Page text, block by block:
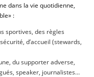
dans la vie quotidienne,
:
sportives, des règles
d’accueil (stewards,
du supporter adverse,
speaker, journalistes…